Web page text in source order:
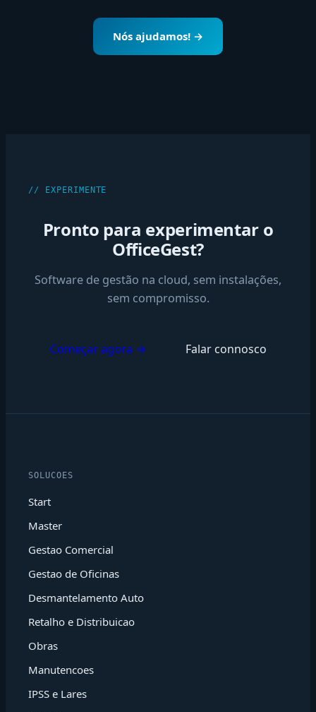
Nós ajudamos! →
// EXPERIMENTE
Pronto para experimentar o
OfficeGest?
Software de gestão na cloud, sem instalações,
sem compromisso.
Começar agora → Falar connosco
SOLUCOES
Start
Master
Gestao Comercial
Gestao de Oficinas
Desmantelamento Auto
Retalho e Distribuicao
Obras
Manutencoes
IPSS e Lares